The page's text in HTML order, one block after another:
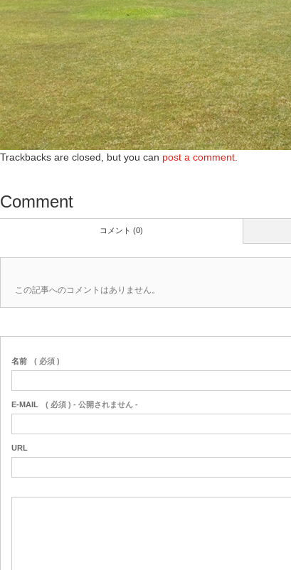
Trackbacks are closed, but you can post a comment
Comment
コメント (0)
この記事へのコメントはありません。
名前 ( 必須 )
E-MAIL ( 必須 ) - 公開されません -
URL